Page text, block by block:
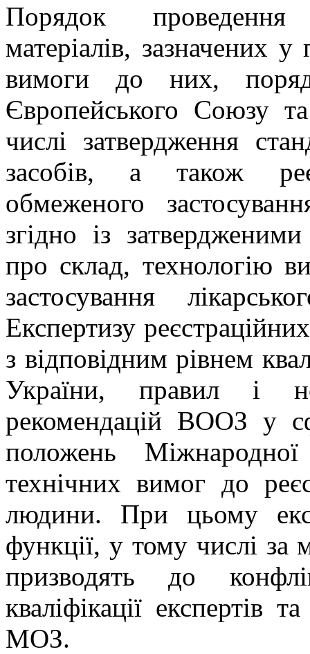
Порядок проведення
матеріалів, зазначених
вимоги до них,
Європейського Союзу
числі затвердження
засобів, а також
обмеженого
згідно із
про склад, технологію
застосування
Експертизу
з відповідним рівнем
України, правил і
рекомендацій ВООЗ у
положень Міжнародної
технічних вимог до
людини. При цьому
функції, у тому числі
призводять до
кваліфікації експертів
МОЗ.